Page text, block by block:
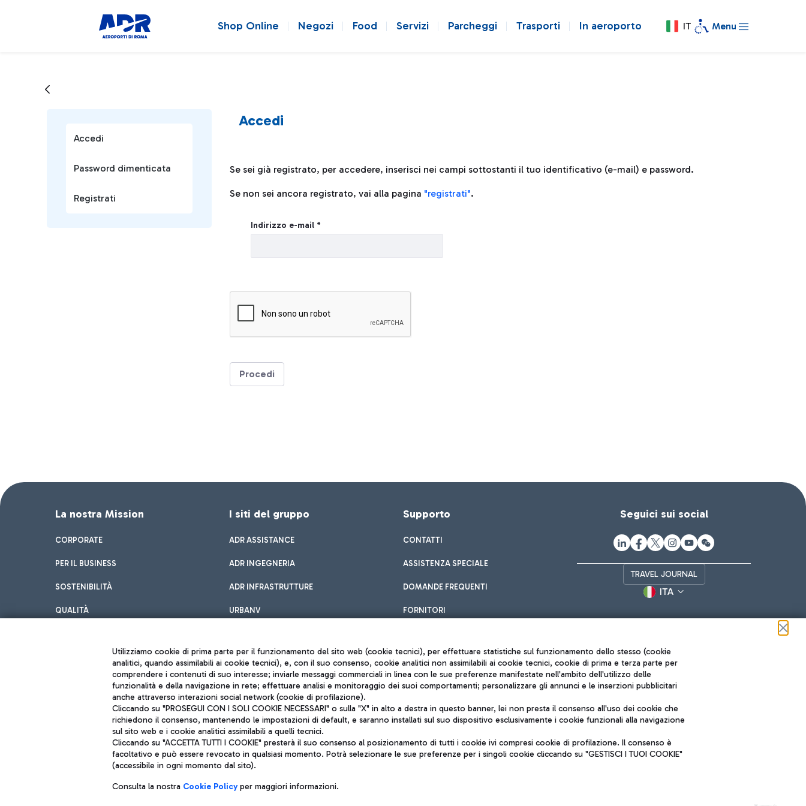
Shop Online Negozi Food Servizi Parcheggi Trasporti In aeroporto IT Menu
Accedi
Password dimenticata
Registrati
Accedi
Se sei già registrato, per accedere, inserisci nei campi sottostanti il tuo identificativo (e-mail) e password.
Se non sei ancora registrato, vai alla pagina "registrati".
LoginIndirizzo e-mail *
Procedi
La nostra Mission
CORPORATE
PER IL BUSINESS
SOSTENIBILITÀ
QUALITÀ
I siti del gruppo
ADR ASSISTANCE
ADR INGEGNERIA
ADR INFRASTRUTTURE
URBANV
Supporto
CONTATTI
ASSISTENZA SPECIALE
DOMANDE FREQUENTI
FORNITORI
Seguici sui social
TRAVEL JOURNAL
ITA
Aeroporti di Roma S.p.A. - Società soggetta a direzione e coordinamento di Mundys S.p.A.
Codice fiscale e Registro delle Imprese di Roma 13032990155 P. IVA 06572251004
Capitale sociale 62.224.743,00 int. vers.
Sede legale: Via Pier Paolo Racchetti 1 - 00054 Fiumicino (RM) telefono +39 06 65951
Note legali
Mappa sito
Accessibilità
Roma FCO
L'aeroporto stellato
QUALITÀ SOSTENIBILITÀ INNOVAZIONE
Utilizziamo cookie di prima parte per il funzionamento del sito web (cookie tecnici), per effettuare statistiche sul funzionamento dello stesso (cookie
analitici, quando assimilabili ai cookie tecnici), e, con il suo consenso, cookie analitici non assimilabili ai cookie tecnici, cookie di prima e terza parte per
comprendere i contenuti di suo interesse; inviarle messaggi commerciali in linea con le sue preferenze manifestate nell'ambito dell'utilizzo delle
funzionalità e della navigazione in rete; effettuare analisi e monitoraggio dei suoi comportamenti; personalizzare gli annunci e le inserzioni pubblicitari
anche attraverso interazioni social network (cookie di profilazione).
Cliccando su "PROSEGUI CON I SOLI COOKIE NECESSARI" o sulla "X" in alto a destra in questo banner, lei non presta il consenso all'uso dei cookie che
richiedono il consenso, mantenendo le impostazioni di default, e saranno installati sul suo dispositivo esclusivamente i cookie funzionali alla navigazione
sul sito web e i cookie analitici assimilabili a quelli tecnici.
Cliccando su "ACCETTA TUTTI I COOKIE" presterà il suo consenso al posizionamento di tutti i cookie ivi compresi cookie di profilazione. Il consenso è
facoltativo e può essere revocato in qualsiasi momento. Potrà selezionare le sue preferenze per i singoli cookie cliccando su "GESTISCI I TUOI COOKIE"
(accessibile in ogni momento dal sito).
Consulta la nostra Cookie Policyper maggiori informazioni.